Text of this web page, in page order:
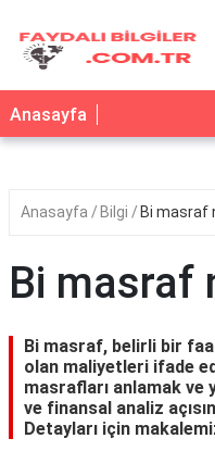
Anasayfa
Anasayfa Bilgi Bi masraf
Bi masraf
Bi masraf, belirli bir
olan maliyetleri ifade
masrafları anlamak ve
ve finansal analiz
Detayları için